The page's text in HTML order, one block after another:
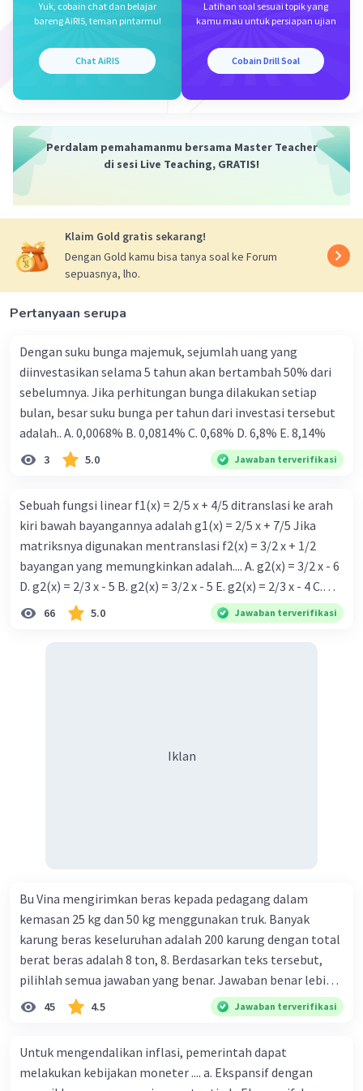
tanah adalah
D. air tanah
Air tanah adalah air yang terdapat di dalam pori-
pori tanah di bawah permukaan tanah. Ini bisa
dengan sungai, rawa, atau danau yang secara
umum berada di atas permukaan tanah.
Yuk, cobain chat dan belajar
bareng AiRIS, teman pintarmu!
Chat AiRIS
Latihan soal sesuai topik yang
kamu mau untuk persiapan ujian
Cobain Drill Soal
Perdalam pemahamanmu bersama Master Teacher
di sesi Live Teaching, GRATIS!
Klaim Gold gratis sekarang!
Dengan Gold kamu bisa tanya soal ke Forum
sepuasnya, lho.
Pertanyaan serupa
Dengan suku bunga majemuk, sejumlah uang yang
diinvestasikan selama 5 tahun akan bertambah 50% dari
sebelumnya. Jika perhitungan bunga dilakukan setiap
bulan, besar suku bunga per tahun dari investasi tersebut
adalah.. A. 0,0068% B. 0,0814% C. 0,68% D. 6,8% Ε. 8,14%
3 5.0 Jawaban terverifikasi
Sebuah fungsi linear f1(x) = 2/5 x + 4/5 ditranslasi ke arah
kiri bawah bayangannya adalah g1(x) = 2/5 x + 7/5 Jika
matriksnya digunakan mentranslasi f2(x) = 3/2 x + 1/2
bayangan yang memungkinkan adalah.... A. g2(x) = 3/2 x - 6
D. g2(x) = 2/3 x - 5 B. g2(x) = 3/2 x - 5 E. g2(x) = 2/3 x - 4 C.
g{2}(x) = 3/2 x + 5
66 5.0 Jawaban terverifikasi
Iklan
Bu Vina mengirimkan beras kepada pedagang dalam
kemasan 25 kg dan 50 kg menggunakan truk. Banyak
karung beras keseluruhan adalah 200 karung dengan total
berat beras adalah 8 ton, 8. Berdasarkan teks tersebut,
pilihlah semua jawaban yang benar. Jawaban benar lebih
dari satu. Banyak karung beras kemasan 25 kg adalah 50
buah. Banyak karung beras kemasan 50 kg adalah 150
ton. Perbandingan berat beras kemasan 25 kg dan 50 kg
dalam truk adalah 1: 3. 9. Berdasarkan teks tersebut, jika
45 4.5 Jawaban terverifikasi
Untuk mengendalikan inflasi, pemerintah dapat
melakukan kebijakan moneter .... a. Ekspansif dengan